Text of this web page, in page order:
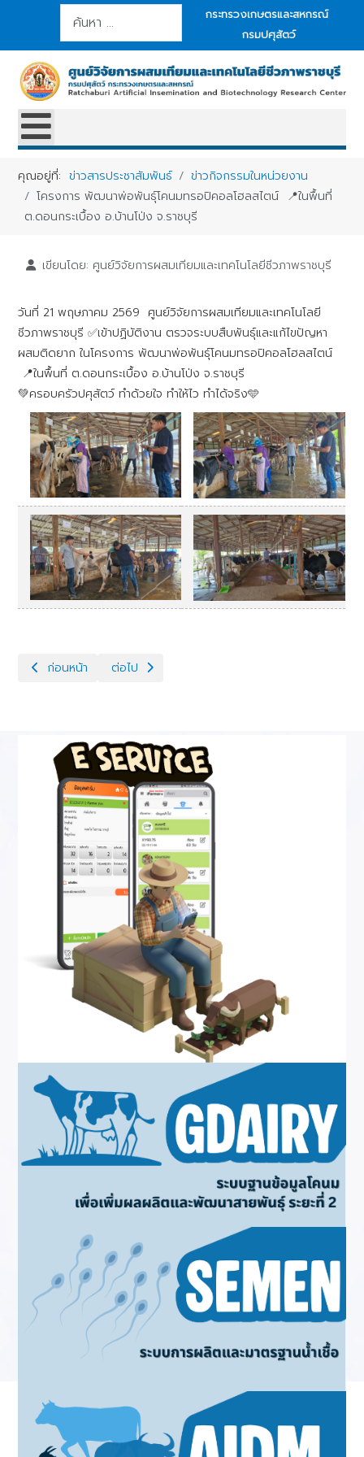
การค้นหา
กระทรวงเกษตรและสหกรณ์
กรมปศุสัตว์
คุณอยู่ที่:ข่าวสารประชาสัมพันธ์
ข่าวกิจกรรมในหน่วยงาน
โครงการ พัฒนาพ่อพันธุ์โคนมทรอปิคอลโฮลสไตน์ 📍ในพื้นที่
ต.ดอนกระเบื้อง อ.บ้านโป่ง จ.ราชบุรี
เขียนโดย: ศูนย์วิจัยการผสมเทียมและเทคโนโลยีชีวภาพราชบุรี
วันที่ 21 พฤษภาคม 2569 ศูนย์วิจัยการผสมเทียมและเทคโนโลยี
ชีวภาพราชบุรี ✅เข้าปฏิบัติงาน ตรวจระบบสืบพันธุ์และแก้ไขปัญหา
ผสมติดยาก ในโครงการ พัฒนาพ่อพันธุ์โคนมทรอปิคอลโฮลสไตน์
📍ในพื้นที่ ต.ดอนกระเบื้อง อ.บ้านโป่ง จ.ราชบุรี
💚ครอบครัวปศุสัตว์ ทำด้วยใจ ทำให้ไว ทำได้จริง🩵
เนื้อหาก่อนหน้า: วันที่ 21 พฤษภาคม 2569 ศูนย์วิจัยการผสมเทียมแล
ก่อนหน้า เนื้อหาถัดไป: โครงการ ส่งเสริมประสิทธิภาพระบบ
ต่อไป